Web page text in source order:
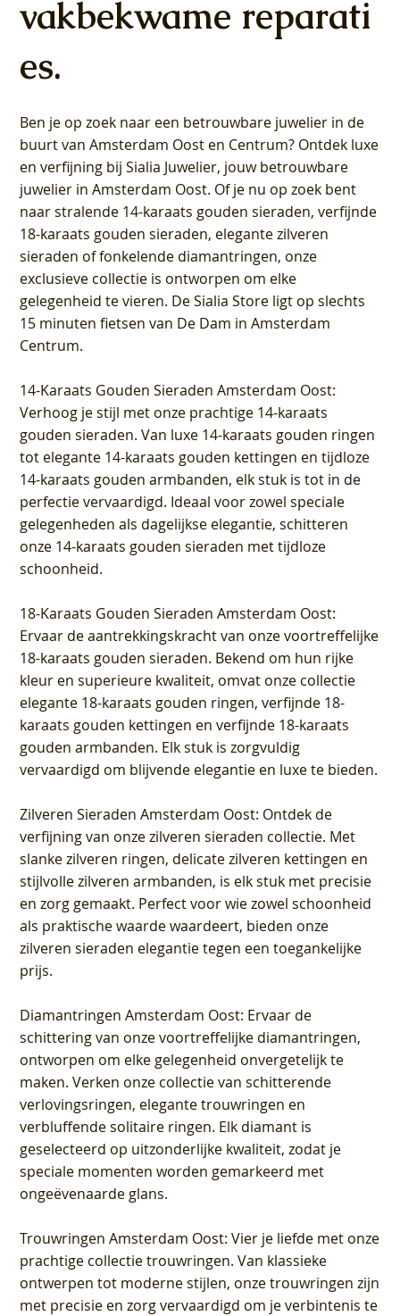
vakbekwame reparati
es.
Ben je op zoek naar een betrouwbare juwelier in de
buurt van Amsterdam Oost en Centrum? Ontdek luxe
en verfijning bij Sialia Juwelier, jouw betrouwbare
juwelier in Amsterdam Oost. Of je nu op zoek bent
naar stralende 14-karaats gouden sieraden, verfijnde
18-karaats gouden sieraden, elegante zilveren
sieraden of fonkelende diamantringen, onze
exclusieve collectie is ontworpen om elke
gelegenheid te vieren. De Sialia Store ligt op slechts
15 minuten fietsen van De Dam in Amsterdam
Centrum.
14-Karaats Gouden Sieraden Amsterdam Oost:
Verhoog je stijl met onze prachtige 14-karaats
gouden sieraden. Van luxe 14-karaats gouden ringen
tot elegante 14-karaats gouden kettingen en tijdloze
14-karaats gouden armbanden, elk stuk is tot in de
perfectie vervaardigd. Ideaal voor zowel speciale
gelegenheden als dagelijkse elegantie, schitteren
onze 14-karaats gouden sieraden met tijdloze
schoonheid.
18-Karaats Gouden Sieraden Amsterdam Oost:
Ervaar de aantrekkingskracht van onze voortreffelijke
18-karaats gouden sieraden. Bekend om hun rijke
kleur en superieure kwaliteit, omvat onze collectie
elegante 18-karaats gouden ringen, verfijnde 18-
karaats gouden kettingen en verfijnde 18-karaats
gouden armbanden. Elk stuk is zorgvuldig
vervaardigd om blijvende elegantie en luxe te bieden.
Zilveren Sieraden Amsterdam Oost: Ontdek de
verfijning van onze zilveren sieraden collectie. Met
slanke zilveren ringen, delicate zilveren kettingen en
stijlvolle zilveren armbanden, is elk stuk met precisie
en zorg gemaakt. Perfect voor wie zowel schoonheid
als praktische waarde waardeert, bieden onze
zilveren sieraden elegantie tegen een toegankelijke
prijs.
Diamantringen Amsterdam Oost: Ervaar de
schittering van onze voortreffelijke diamantringen,
ontworpen om elke gelegenheid onvergetelijk te
maken. Verken onze collectie van schitterende
verlovingsringen, elegante trouwringen en
verbluffende solitaire ringen. Elk diamant is
geselecteerd op uitzonderlijke kwaliteit, zodat je
speciale momenten worden gemarkeerd met
ongeëvenaarde glans.
Trouwringen Amsterdam Oost: Vier je liefde met onze
prachtige collectie trouwringen. Van klassieke
ontwerpen tot moderne stijlen, onze trouwringen zijn
met precisie en zorg vervaardigd om je verbintenis te